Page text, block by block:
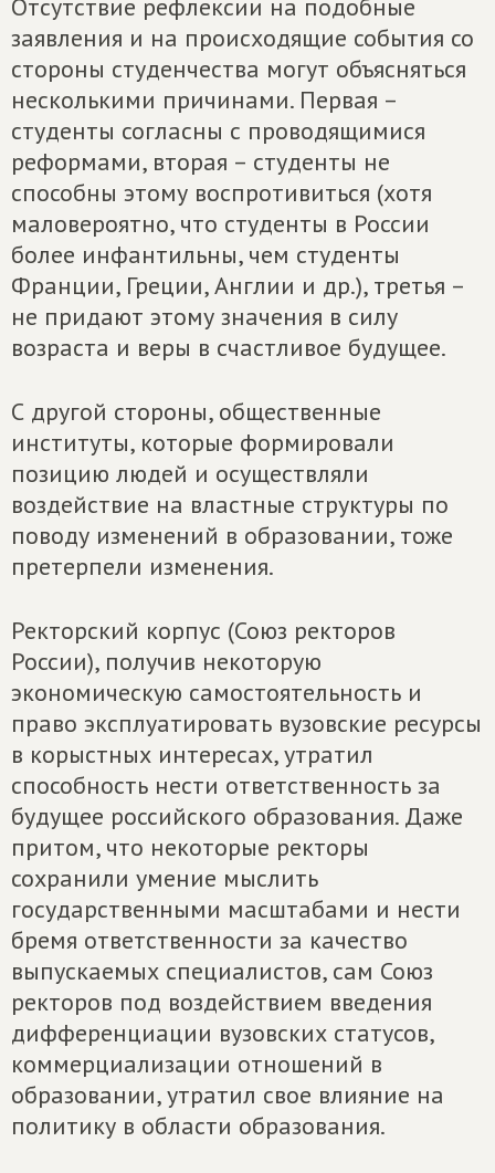
Отсутствие рефлексии на подобные
заявления и на происходящие события со
стороны студенчества могут объясняться
несколькими причинами. Первая –
студенты согласны с проводящимися
реформами, вторая – студенты не
способны этому воспротивиться (хотя
маловероятно, что студенты в России
более инфантильны, чем студенты
Франции, Греции, Англии и др.), третья –
не придают этому значения в силу
возраста и веры в счастливое будущее.
С другой стороны, общественные
институты, которые формировали
позицию людей и осуществляли
воздействие на властные структуры по
поводу изменений в образовании, тоже
претерпели изменения.
Ректорский корпус (Союз ректоров
России), получив некоторую
экономическую самостоятельность и
право эксплуатировать вузовские ресурсы
в корыстных интересах, утратил
способность нести ответственность за
будущее российского образования. Даже
притом, что некоторые ректоры
сохранили умение мыслить
государственными масштабами и нести
бремя ответственности за качество
выпускаемых специалистов, сам Союз
ректоров под воздействием введения
дифференциации вузовских статусов,
коммерциализации отношений в
образовании, утратил свое влияние на
политику в области образования.